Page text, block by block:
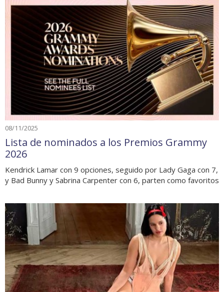
08/11/2025
Lista de nominados a los Premios Grammy
2026
Kendrick Lamar con 9 opciones, seguido por Lady Gaga con 7,
y Bad Bunny y Sabrina Carpenter con 6, parten como favoritos